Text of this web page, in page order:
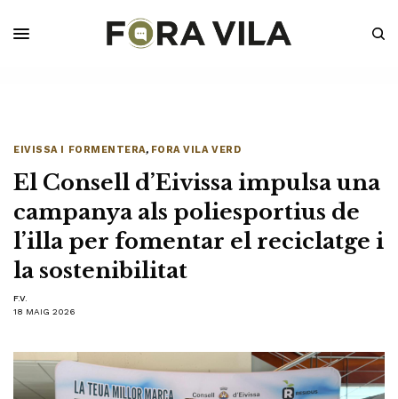
EIVISSA I FORMENTERA, FORA VILA VERD
El Consell d’Eivissa impulsa una
campanya als poliesportius de
l’illa per fomentar el reciclatge i
la sostenibilitat
F.V.
18 MAIG 2026